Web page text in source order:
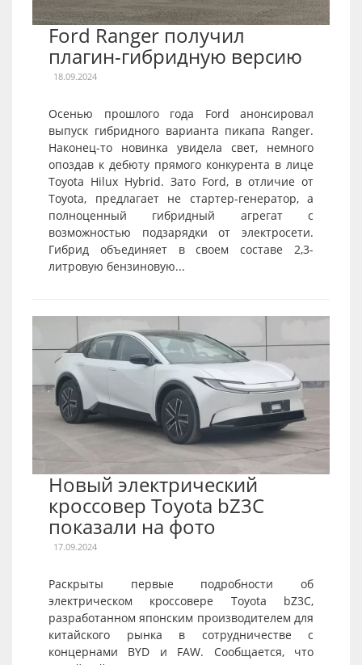
Ford Ranger получил
плагин-гибридную версию
18.09.2024
Осенью прошлого года Ford анонсировал
выпуск гибридного варианта пикапа Ranger.
Наконец-то новинка увидела свет, немного
опоздав к дебюту прямого конкурента в лице
Toyota Hilux Hybrid. Зато Ford, в отличие от
Toyota, предлагает не стартер-генератор, а
полноценный гибридный агрегат с
возможностью подзарядки от электросети.
Гибрид объединяет в своем составе 2,3-
литровую бензиновую...
Новый электрический
кроссовер Toyota bZ3C
показали на фото
17.09.2024
Раскрыты первые подробности об
электрическом кроссовере Toyota bZ3C,
разработанном японским производителем для
китайского рынка в сотрудничестве с
концернами BYD и FAW. Сообщается, что